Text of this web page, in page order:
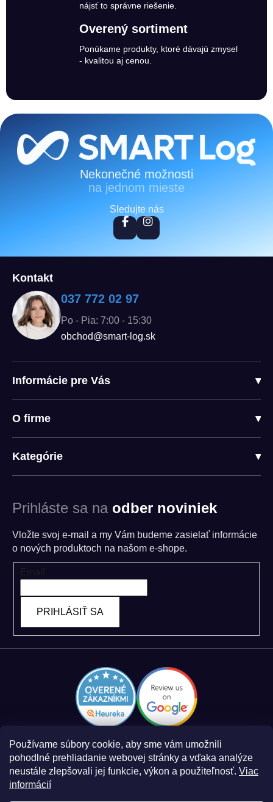
Používame súbory cookie, aby sme vám umožnili
pohodlné prehliadanie webovej stránky a vďaka analýze
neustále zlepšovali jej funkcie, výkon a použiteľnosť. Viac
informácií
nájsť to správne riešenie.
Overený sortiment
Ponúkame produkty, ktoré dávajú zmysel
- kvalitou aj cenou.
Zápätie
Nekonečné možnosti
na jednom mieste
Sledujte nás
Kontakt
037 772 02 97
Po - Pia: 7:00 - 15:30
obchod@smart-log.sk
Informácie pre Vás ▾
O firme ▾
Kategórie ▾
Prihláste sa na odber noviniek
Vložte svoj e-mail a my Vám budeme zasielať informácie
o nových produktoch na našom e-shope.
PRIHLÁSIŤ SA
Zásady spracovania osobných údajov